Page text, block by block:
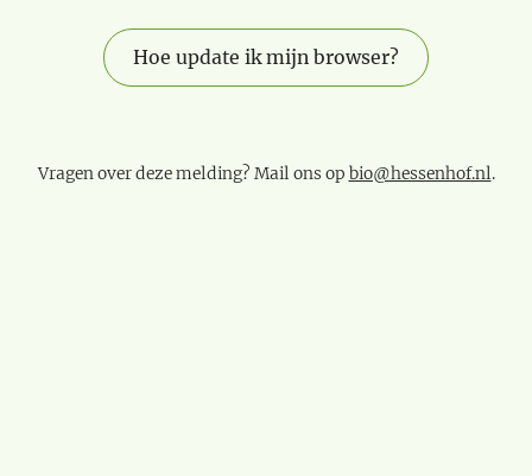
Hoe update ik mijn browser?
Vragen over deze melding? Mail ons op bio@hessenhof.nl.